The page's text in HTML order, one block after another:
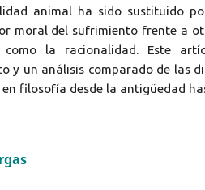
animal ha sido sustituido
moral del sufrimiento frente a
como la racionalidad. Este
y un análisis comparado de las
en filosofía desde la antigüedad